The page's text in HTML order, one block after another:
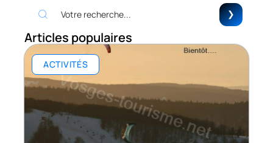
Articles populaires
ACTIVITÉS